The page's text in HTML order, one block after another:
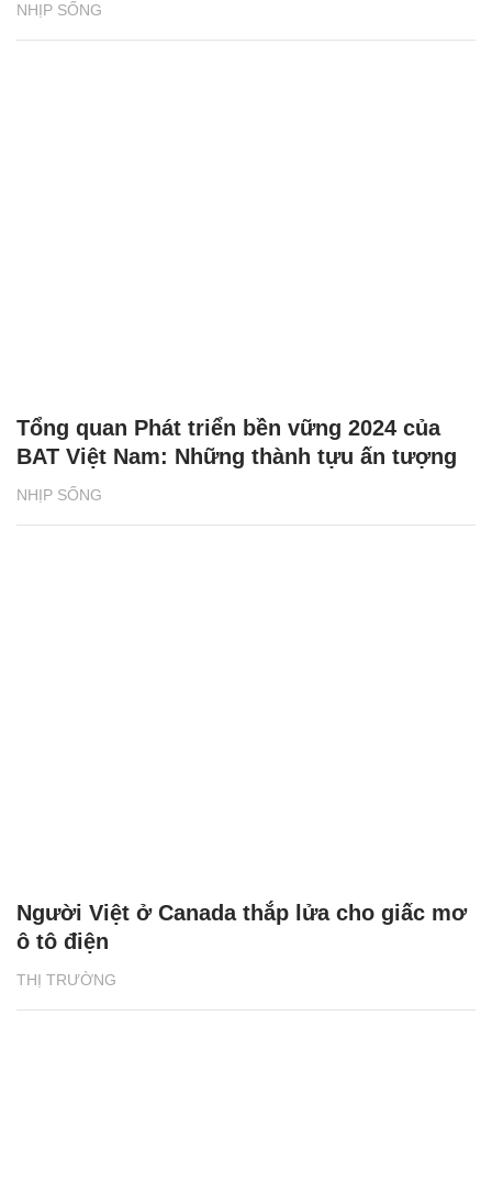
NHỊP SỐNG
NHỊP SỐNG
Tổng quan Phát triển bền vững 2024 của
BAT Việt Nam: Những thành tựu ấn tượng
THỊ TRƯỜNG
Người Việt ở Canada thắp lửa cho giấc mơ
ô tô điện